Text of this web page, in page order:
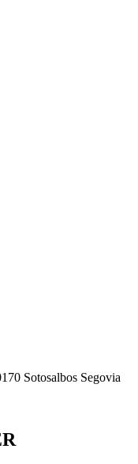
Sotosalbos Segovia